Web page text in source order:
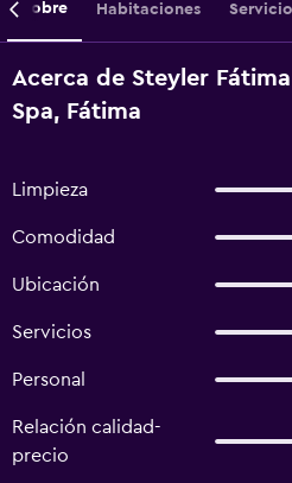
Sobre Habitaciones
Acerca de Steyler
Spa, Fátima
Limpieza
Comodidad
Ubicación
Servicios
Personal
Relación calidad-
precio